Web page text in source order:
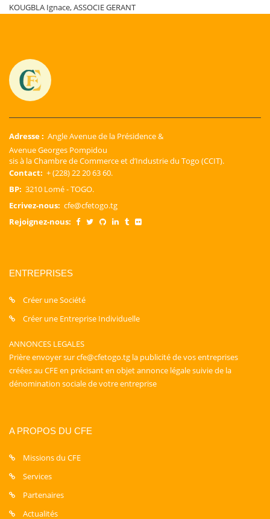
KOUGBLA Ignace, ASSOCIE GERANT
Adresse : Angle Avenue de la Présidence &
Avenue Georges Pompidou
sis à la Chambre de Commerce et d’Industrie du Togo (CCIT).
Contact: + (228) 22 20 63 60.
BP: 3210 Lomé - TOGO.
Ecrivez-nous: cfe@cfetogo.tg
Rejoignez-nous:
ENTREPRISES
Créer une Société
Créer une Entreprise Individuelle
ANNONCES LEGALES
Prière envoyer sur cfe@cfetogo.tg la publicité de vos entreprises
créées au CFE en précisant en objet annonce légale suivie de la
dénomination sociale de votre entreprise
A PROPOS DU CFE
Missions du CFE
Services
Partenaires
Actualités